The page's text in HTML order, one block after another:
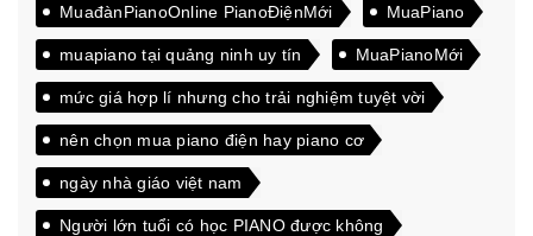
MuađànPianoOnline PianoĐiệnMới MuaPiano
muapiano tại quảng ninh uy tín MuaPianoMới
mức giá hợp lí nhưng cho trải nghiệm tuyệt vời
nên chọn mua piano điện hay piano cơ
ngày nhà giáo việt nam
Người lớn tuổi có học PIANO được không